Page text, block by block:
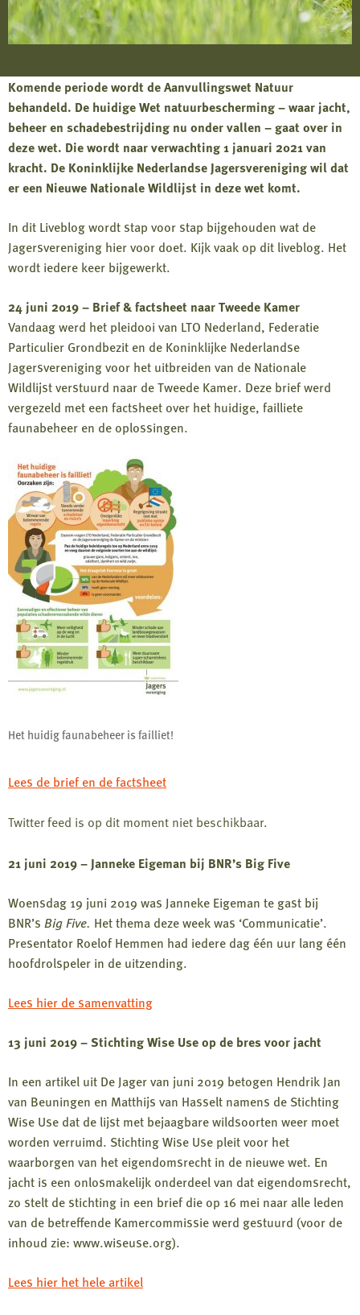
Komende periode wordt de Aanvullingswet Natuur
behandeld. De huidige Wet natuurbescherming – waar jacht,
beheer en schadebestrijding nu onder vallen – gaat over in
deze wet. Die wordt naar verwachting 1 januari 2021 van
kracht. De Koninklijke Nederlandse Jagersvereniging wil dat
er een Nieuwe Nationale Wildlijst in deze wet komt.
In dit Liveblog wordt stap voor stap bijgehouden wat de
Jagersvereniging hier voor doet. Kijk vaak op dit liveblog. Het
wordt iedere keer bijgewerkt.
24 juni 2019 – Brief & factsheet naar Tweede Kamer
Vandaag werd het pleidooi van LTO Nederland, Federatie
Particulier Grondbezit en de Koninklijke Nederlandse
Jagersvereniging voor het uitbreiden van de Nationale
Wildlijst verstuurd naar de Tweede Kamer. Deze brief werd
vergezeld met een factsheet over het huidige, failliete
faunabeheer en de oplossingen.
Het huidig faunabeheer is failliet!
Lees de brief en de factsheet
Twitter feed is op dit moment niet beschikbaar.
21 juni 2019 – Janneke Eigeman bij BNR’s Big Five
Woensdag 19 juni 2019 was Janneke Eigeman te gast bij
BNR’s Big Five. Het thema deze week was ‘Communicatie’.
Presentator Roelof Hemmen had iedere dag één uur lang één
hoofdrolspeler in de uitzending.
Lees hier de samenvatting
13 juni 2019 – Stichting Wise Use op de bres voor jacht
In een artikel uit De Jager van juni 2019 betogen Hendrik Jan
van Beuningen en Matthijs van Hasselt namens de Stichting
Wise Use dat de lijst met bejaagbare wildsoorten weer moet
worden verruimd. Stichting Wise Use pleit voor het
waarborgen van het eigendomsrecht in de nieuwe wet. En
jacht is een onlosmakelijk onderdeel van dat eigendomsrecht,
zo stelt de stichting in een brief die op 16 mei naar alle leden
van de betreffende Kamercommissie werd gestuurd (voor de
inhoud zie: www.wiseuse.org).
Lees hier het hele artikel